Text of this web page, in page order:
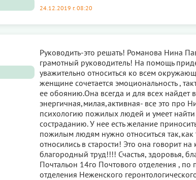
24.12.2019 г. 08:20
Руководить-это решать! Романова Нина
грамотный руководитель! На помощь
уважительно относиться ко всем
женщине сочетается эмоциональность ,
ее обоянию.Она всегда и для всех найдет
энергичная,милая,активная- все это про
психологию пожилых людей и умеет
состраданию. У нее есть желание
пожилым людям нужно относиться так,как
относились в старости! Это она говорит
благородный труд!!!! Счастья, здоровья,
Почтальон 14го Почтового отделения ,
отделения Неженского